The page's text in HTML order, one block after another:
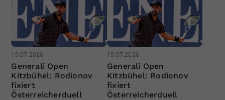
19.07.2026
Generali Open
Kitzbühel: Rodionov
fixiert
Österreicherduell
19.07.2026
Generali Open
Kitzbühel: Rodionov
fixiert
Österreicherduell